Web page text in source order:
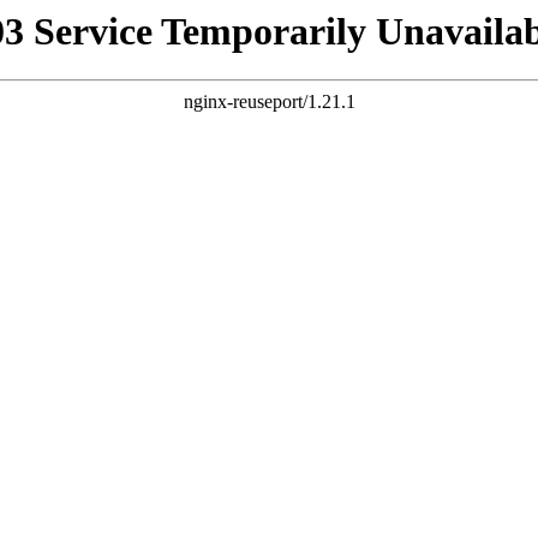
Service Temporarily
nginx-reuseport/1.21.1